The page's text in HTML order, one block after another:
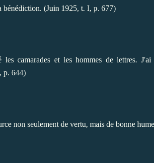
bénédiction. (Juin 1925, t. I, p. 677)
les camarades et les hommes de lettres.
p. 644)
non seulement de vertu, mais de bonne